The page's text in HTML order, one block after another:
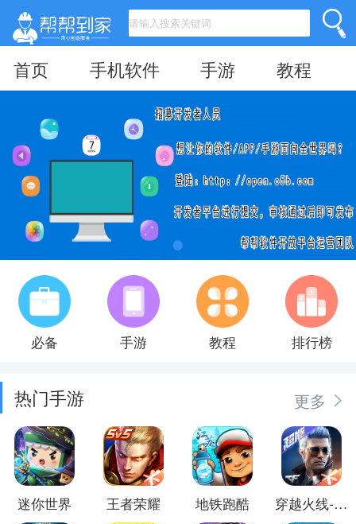
首页 手机软件 手游 教程
必备 手游 教程 排行榜
热门手游 更多
迷你世界 王者荣耀 地铁跑酷 穿越火线-枪战王者